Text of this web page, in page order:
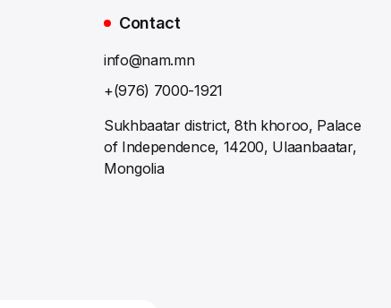
Contact
info@nam.mn
+(976) 7000-1921
Sukhbaatar district, 8th khoroo, Palace
of Independence, 14200, Ulaanbaatar,
Mongolia